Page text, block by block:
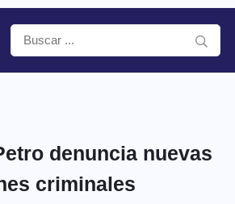
denuncia nuevas
criminales